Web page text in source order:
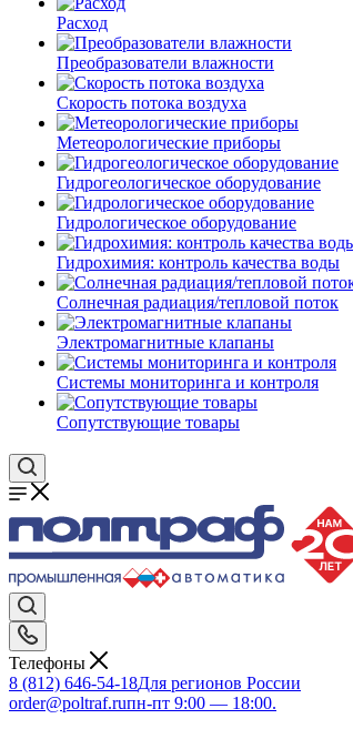
Расход
Преобразователи влажности
Скорость потока воздуха
Метеорологические приборы
Гидрогеологическое оборудование
Гидрологическое оборудование
Гидрохимия: контроль качества воды
Солнечная радиация/тепловой поток
Электромагнитные клапаны
Системы мониторинга и контроля
Сопутствующие товары
Телефоны
8 (812) 646-54-18Для регионов России
order@poltraf.ruпн-пт 9:00 — 18:00.